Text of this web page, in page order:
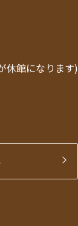
休館になります)